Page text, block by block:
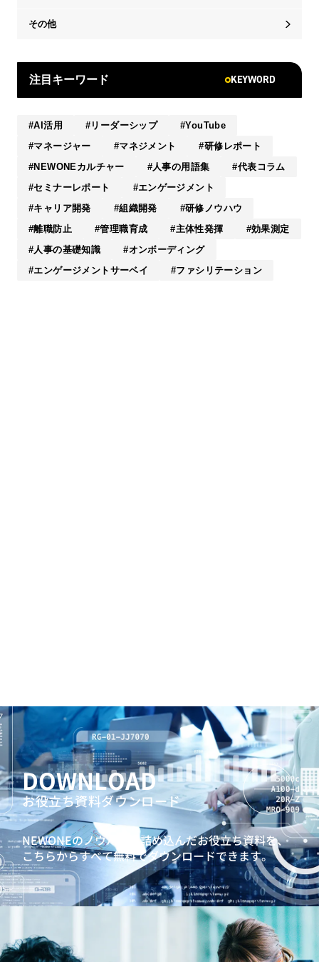
その他
注目キーワード KEYWORD
AI活用 リーダーシップ
YouTube
マネージャー
マネジメント
研修レポート
NEWONEカルチャー
人事の用語集
代表コラム
セミナーレポート
エンゲージメント
キャリア開発
組織開発
研修ノウハウ
離職防止
管理職育成 主体性発揮
効果測定
人事の基礎知識
オンボーディング
エンゲージメントサーベイ
ファシリテーション
DOWNLOAD
お役立ち資料ダウンロード
NEWONEのノウハウを詰め込んだお役立ち資料を、
こちらからすべて無料でダウンロードできます。